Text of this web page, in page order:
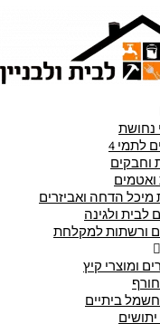
נחושת
לתמי 4
וחבקים
ואטמים
מיכל הדחה ואביזרים
לבית ולגינה
ורשתות למקלחת
ומוצרי קיץ
חשמל ביתיים